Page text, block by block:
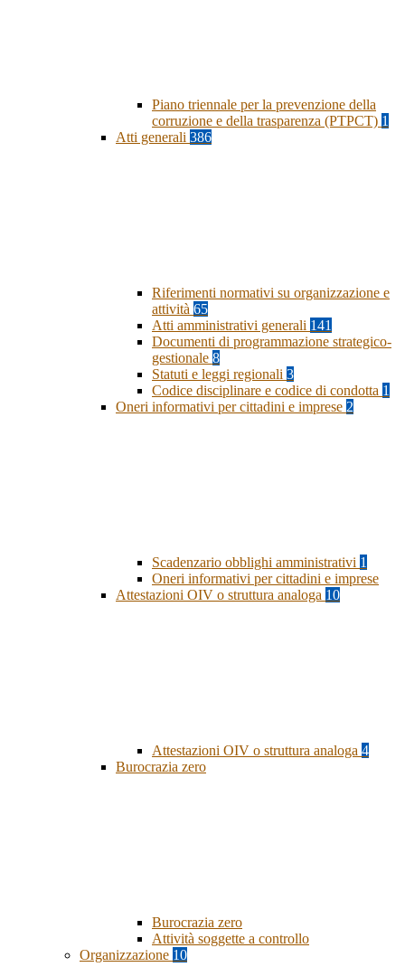
Piano triennale per la prevenzione della
corruzione e della trasparenza (PTPCT) 1
Atti generali 386
Riferimenti normativi su organizzazione e
attività 65
Atti amministrativi generali 141
Documenti di programmazione strategico-
gestionale 8
Statuti e leggi regionali 3
Codice disciplinare e codice di condotta 1
Oneri informativi per cittadini e imprese 2
Scadenzario obblighi amministrativi 1
Oneri informativi per cittadini e imprese
Attestazioni OIV o struttura analoga 10
Attestazioni OIV o struttura analoga 4
Burocrazia zero
Burocrazia zero
Attività soggette a controllo
Organizzazione 10